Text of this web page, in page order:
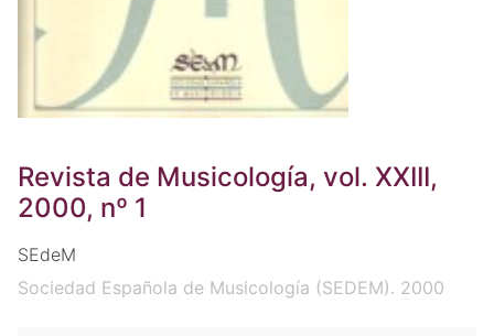
Revista de Musicología, vol. XXIII,
2000, nº 1
SEdeM
Sociedad Española de Musicología (SEDEM). 2000